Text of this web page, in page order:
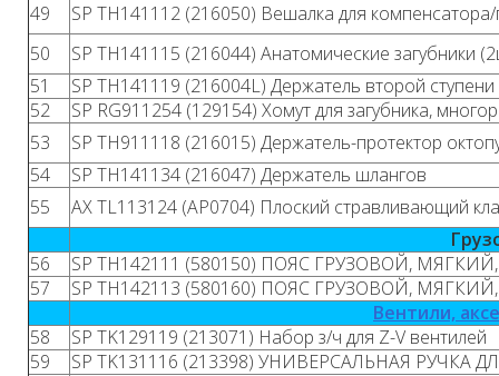
49
SP TH141112 (216050) Вешалка для
50
SP TH141115 (216044) Анатомические загубники
51
SP TH141119 (216004L) Держатель второй
52
SP RG911254 (129154) Хомут для загубника,
53
SP TH911118 (216015) Держатель-протектор
54
SP TH141134 (216047) Держатель шлангов
55
AX TL113124 (AP0704) Плоский стравливающий
56
SP TH142111 (580150) ПОЯС ГРУЗОВОЙ, МЯГКИЙ,
57
SP TH142113 (580160) ПОЯС ГРУЗОВОЙ,
Вентили,
58
SP TK129119 (213071) Набор з/ч для Z-V вентилей
59
SP TK131116 (213398) УНИВЕРСАЛЬНАЯ РУЧКА